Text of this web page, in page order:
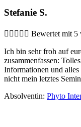
Stefanie S.
     Bewertet mit 5
Ich bin sehr froh auf
zusammenfassen:
Informationen und
nicht mein letztes
Absolventin: Phyto